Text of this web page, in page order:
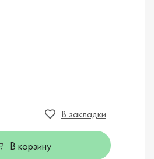
В закладки
В корзину